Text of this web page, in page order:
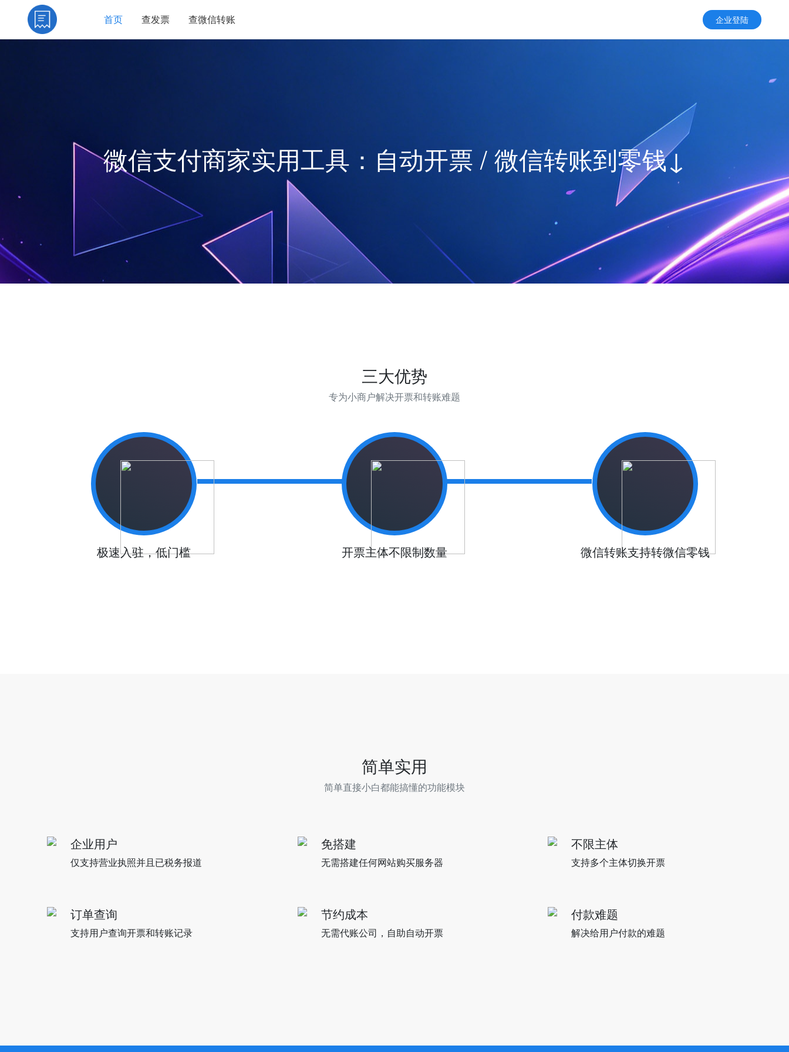
首页 查发票 查微信转账 企业登陆
微信支付商家实用工具：自动开票 / 微信转账到零钱↓
三大优势
专为小商户解决开票和转账难题
极速入驻，低门槛 开票主体不限制数量 微信转账支持转微信零钱
简单实用
简单直接小白都能搞懂的功能模块
企业用户
仅支持营业执照并且已税务报道
免搭建
无需搭建任何网站购买服务器
不限主体
支持多个主体切换开票
订单查询
支持用户查询开票和转账记录
节约成本
无需代账公司，自助自动开票
付款难题
解决给用户付款的难题